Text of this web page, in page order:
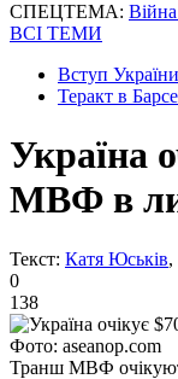
СПЕЦТЕМА: Війна
ВСІ ТЕМИ
Вступ
Теракт в
Україна
МВФ в
Текст: Катя Юськів,
0
138
Фото: aseanop.com
Транш МВФ